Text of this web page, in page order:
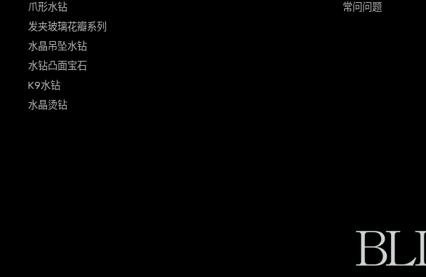
爪形水钻
发夹玻璃花瓣系列
水晶吊坠水钻
水钻凸面宝石
K9水钻
水晶烫钻
常问问题